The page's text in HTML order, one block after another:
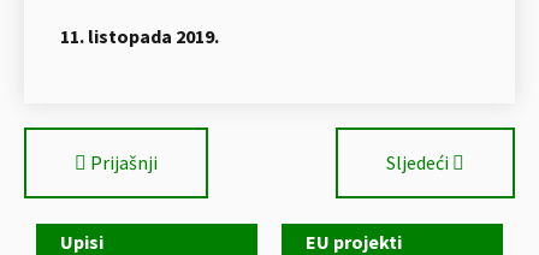
Upisi EU projekti
11. listopada 2019.
Prijašnji Sljedeći